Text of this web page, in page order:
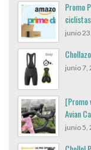
Promo
junio
junio 7,
[Promo
Avian
junio 5,